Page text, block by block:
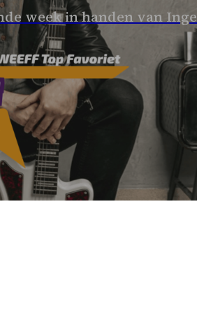
week in handen van Inge